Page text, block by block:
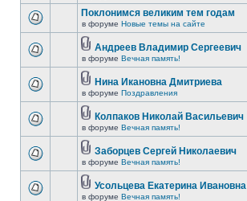
Поклонимся великим тем годам
в форуме Новые темы на сайте
Андреев Владимир Сергеевич
в форуме Вечная память!
Нина Икановна Дмитриева
в форуме Поздравления
Колпаков Николай Васильевич
в форуме Вечная память!
Заборцев Сергей Николаевич
в форуме Вечная память!
Усольцева Екатерина Ивановна
в форуме Вечная память!